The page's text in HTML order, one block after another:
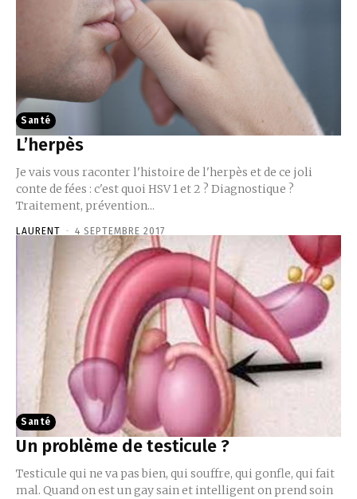
Santé
L’herpès
Je vais vous raconter l'histoire de l'herpès et de ce joli
conte de fées : c'est quoi HSV 1 et 2 ? Diagnostique ?
Traitement, prévention...
LAURENT - 4 SEPTEMBRE 2017
Santé
Un problème de testicule ?
Testicule qui ne va pas bien, qui souffre, qui gonfle, qui fait
mal. Quand on est un gay sain et intelligent on prend soin